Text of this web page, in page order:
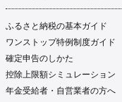
ふるさと納税の基本ガイド
ワンストップ特例制度ガイド
確定申告のしかた
控除上限額シミュレーション
年金受給者・自営業者の方へ